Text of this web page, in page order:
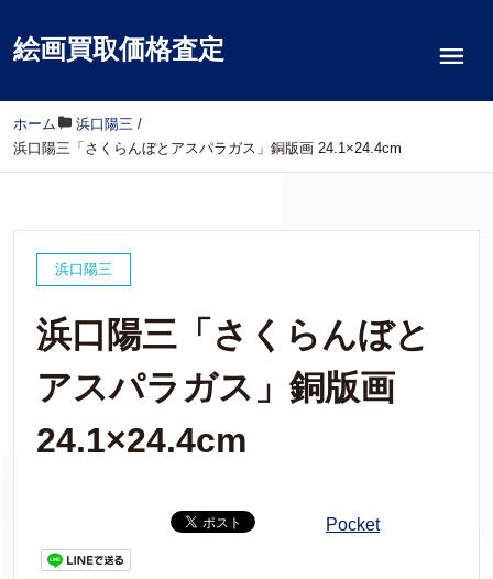
絵画買取価格査定
ホーム / 浜口陽三 /
浜口陽三「さくらんぼとアスパラガス」銅版画 24.1×24.4cm
浜口陽三
浜口陽三「さくらんぼと
アスパラガス」銅版画
24.1×24.4cm
Pocket